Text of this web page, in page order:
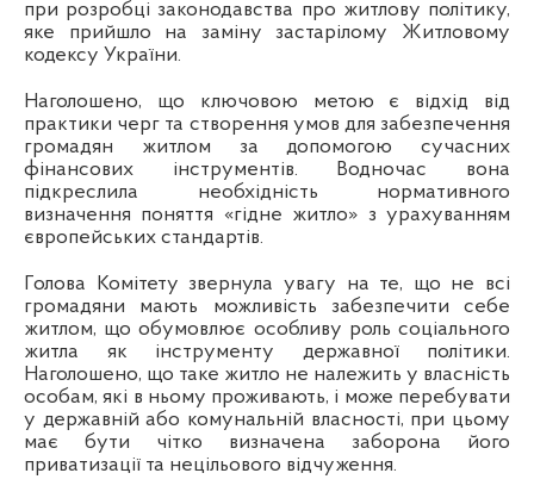
при розробці законодавства про житлову політику,
яке прийшло на заміну застарілому Житловому
кодексу України.
Наголошено, що ключовою метою є відхід від
практики черг та створення умов для забезпечення
громадян житлом за допомогою сучасних
фінансових інструментів. Водночас вона
підкреслила необхідність нормативного
визначення поняття «гідне житло» з урахуванням
європейських стандартів.
Голова Комітету звернула увагу на те, що не всі
громадяни мають можливість забезпечити себе
житлом, що обумовлює особливу роль соціального
житла як інструменту державної політики.
Наголошено, що таке житло не належить у власність
особам, які в ньому проживають, і може перебувати
у державній або комунальній власності, при цьому
має бути чітко визначена заборона його
приватизації та нецільового відчуження.